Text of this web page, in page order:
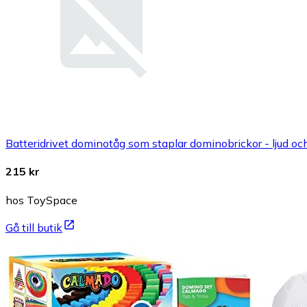
Batteridrivet dominotåg som staplar dominobrickor - ljud
215 kr
hos ToySpace
Gå till butik